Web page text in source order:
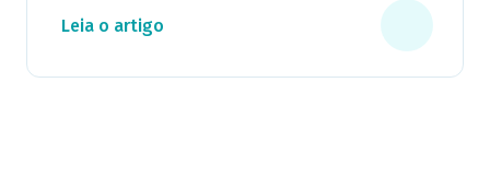
Leia o artigo